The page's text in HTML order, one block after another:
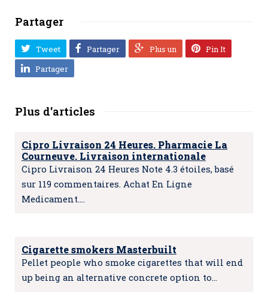
Partager
Tweet Partager Plus un
Pin It
Partager
Plus d'articles
Cipro Livraison 24 Heures. Pharmacie La
Courneuve. Livraison internationale
Cipro Livraison 24 Heures Note 4.3 étoiles, basé
sur 119 commentaires. Achat En Ligne
Medicament.…
Cigarette smokers Masterbuilt
Pellet people who smoke cigarettes that will end
up being an alternative concrete option to…